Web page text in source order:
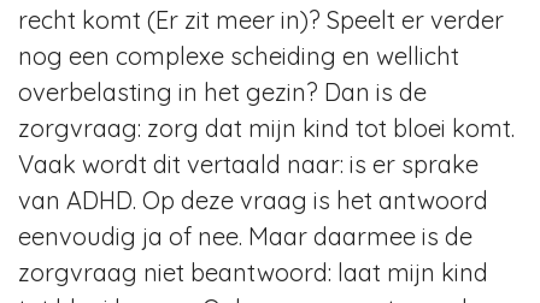
recht komt (Er zit meer in)? Speelt er verder
nog een complexe scheiding en wellicht
overbelasting in het gezin? Dan is de
zorgvraag: zorg dat mijn kind tot bloei komt.
Vaak wordt dit vertaald naar: is er sprake
van ADHD. Op deze vraag is het antwoord
eenvoudig ja of nee. Maar daarmee is de
zorgvraag niet beantwoord: laat mijn kind